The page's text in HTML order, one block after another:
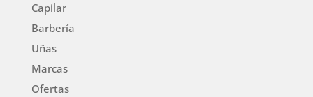
Capilar
Barbería
Uñas
Marcas
Ofertas